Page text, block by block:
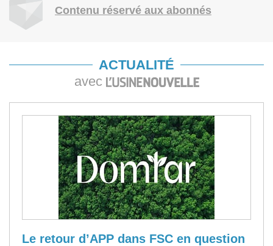
Contenu réservé aux abonnés
ACTUALITÉ
avec
Le retour d’APP dans FSC en question